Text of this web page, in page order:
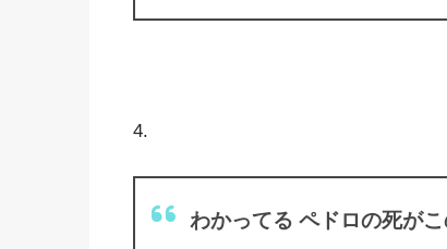
4.
わかってる ペドロの死が